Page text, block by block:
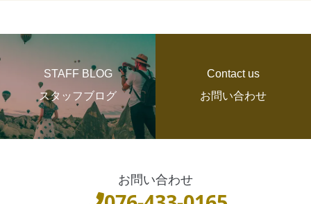
STAFF BLOG
スタッフブログ
Contact us
お問い合わせ
お問い合わせ